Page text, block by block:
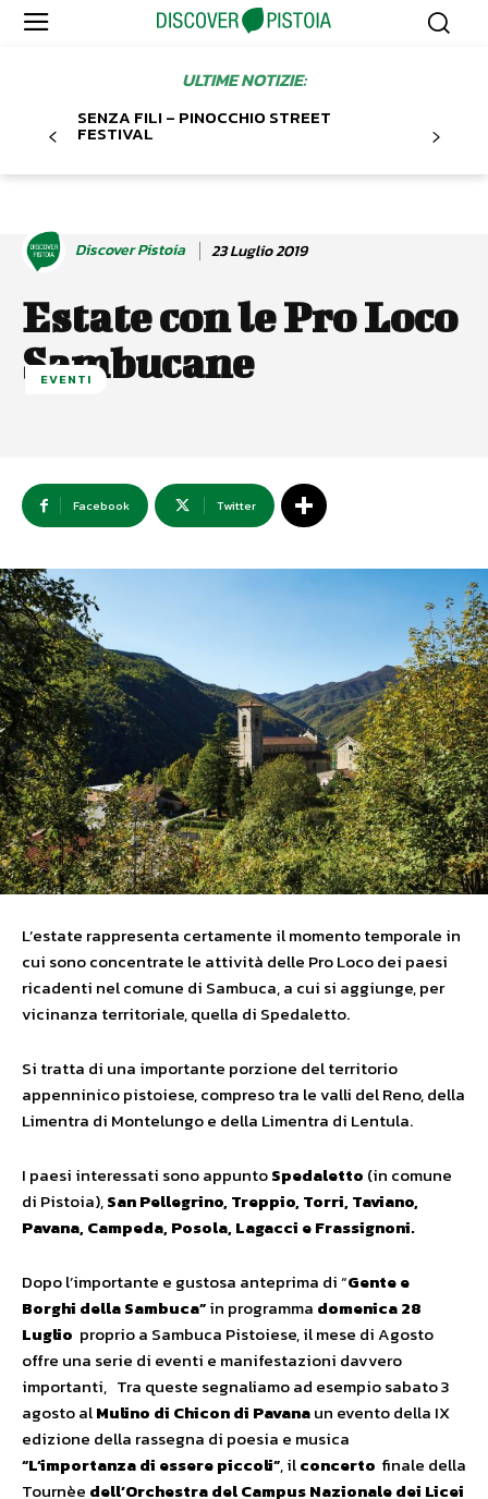
ULTIME NOTIZIE:
SENZA FILI – PINOCCHIO STREET
FESTIVAL
Discover Pistoia 23 Luglio 2019
Estate con le Pro Loco
Sambucane
EVENTI
Facebook Twitter
L’estate rappresenta certamente il momento temporale in
cui sono concentrate le attività delle Pro Loco dei paesi
ricadenti nel comune di Sambuca, a cui si aggiunge, per
vicinanza territoriale, quella di Spedaletto.
Si tratta di una importante porzione del territorio
appenninico pistoiese, compreso tra le valli del Reno, della
Limentra di Montelungo e della Limentra di Lentula.
I paesi interessati sono appuntoSpedaletto (in comune
di Pistoia),San Pellegrino, Treppio, Torri, Taviano,
Pavana, Campeda, Posola, Lagacci e Frassignoni.
Dopo l’importante e gustosa anteprima di “Gente e
Borghi della Sambuca”in programma domenica 28
Luglio proprio a Sambuca Pistoiese, il mese di Agosto
offre una serie di eventi e manifestazioni davvero
importanti, Tra queste segnaliamo ad esempio sabato 3
agosto alMulino di Chicon di Pavanaun evento della IX
edizione della rassegna di poesia e musica
“L’importanza di essere piccoli”, ilconcerto finale della
Tournèe dell’Orchestra del Campus Nazionale dei Licei